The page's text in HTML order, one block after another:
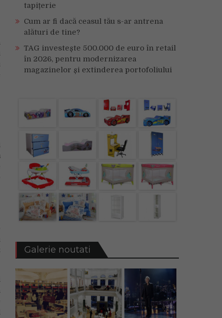
tapițerie
Cum ar fi dacă ceasul tău s-ar antrena
alături de tine?
TAG investește 500.000 de euro în retail
în 2026, pentru modernizarea
magazinelor și extinderea portofoliului
Galerie noutati